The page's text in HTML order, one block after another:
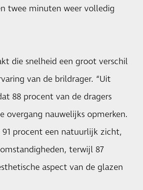
twee minuten weer volledig
die snelheid een groot verschil
van de brildrager. “Uit
88 procent van de dragers
overgang nauwelijks opmerken.
91 procent een natuurlijk zicht,
terwijl 87
aspect van de glazen